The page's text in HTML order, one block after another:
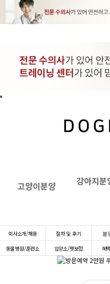
고양이분양 강아지분
회사소개/채용 절차 및 후기 분
동물병원/훈련소
입양소/펫보험 혜